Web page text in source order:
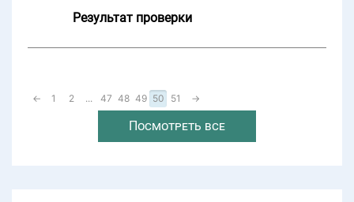
Результат проверки
← 1 2 ... 47 48 49 50 51 →
Посмотреть все